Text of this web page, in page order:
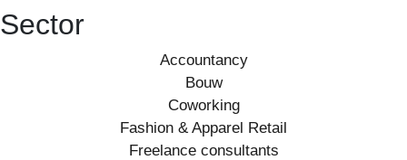
Sector
Accountancy
Bouw
Coworking
Fashion & Apparel Retail
Freelance consultants